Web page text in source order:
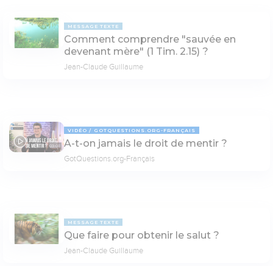
MESSAGE TEXTE
Comment comprendre "sauvée en
devenant mère" (1 Tim. 2.15) ?
Jean-Claude Guillaume
03:08
VIDÉO GOTQUESTIONS.ORG-FRANÇAIS
A-t-on jamais le droit de mentir ?
GotQuestions.org-Français
MESSAGE TEXTE
Que faire pour obtenir le salut ?
Jean-Claude Guillaume